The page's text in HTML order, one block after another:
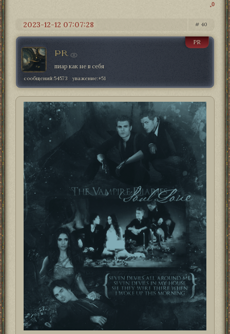
0
40
2023-12-12 07:07:28
PR
PR
пиар как не в себя
сообщений:54573 уважение:+51